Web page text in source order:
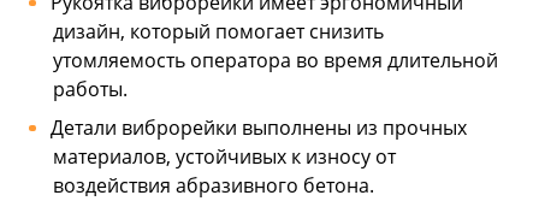
дизайн, который помогает снизить
утомляемость оператора во время длительной
работы.
Детали виброрейки выполнены из прочных
материалов, устойчивых к износу от
воздействия абразивного бетона.